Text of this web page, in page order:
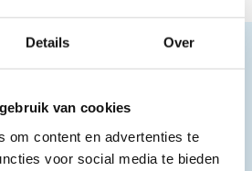
Details Over
van cookies
om content en advertenties te
voor social media te bieden